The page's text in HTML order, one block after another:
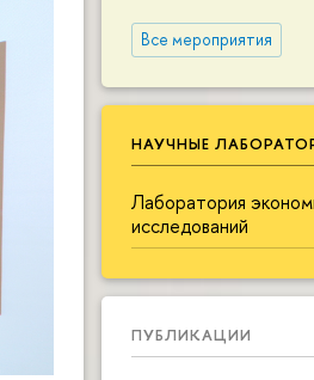
Все мероприятия
НАУЧНЫЕ
Лаборатория
исследований
ПУБЛИКАЦИИ